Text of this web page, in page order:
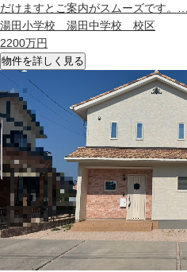
だけますとご案内がスムーズです。
湯田小学校 湯田中学校 校区
2200万円
物件を詳しく見る